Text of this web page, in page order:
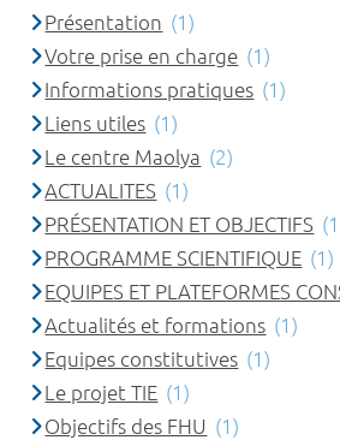
Présentation (1)
Votre prise en charge (1)
Informations pratiques (1)
Liens utiles (1)
Le centre Maolya (2)
ACTUALITES (1)
PRÉSENTATION ET OBJECTIFS
PROGRAMME SCIENTIFIQUE (1)
EQUIPES ET PLATEFORMES
Actualités et formations (1)
Equipes constitutives (1)
Le projet TIE (1)
Objectifs des FHU (1)